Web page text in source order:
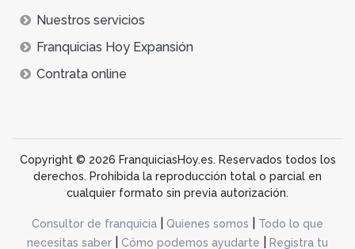
Nuestros servicios
Franquicias Hoy Expansión
Contrata online
Copyright © 2026 FranquiciasHoy.es. Reservados todos los
derechos. Prohibida la reproducción total o parcial en
cualquier formato sin previa autorización.
Consultor de franquicia Quienes somos
Todo lo que
necesitas saber
Cómo podemos ayudarte Registra tu